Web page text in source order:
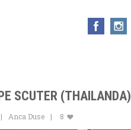
SCUTER (THAILANDA)
Anca Duse 8